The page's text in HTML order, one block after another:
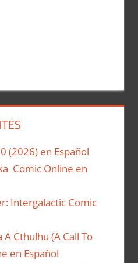
(2026) en Español
Comic Online en
Intergalactic Comic
Cthulhu (A Call To
en Español